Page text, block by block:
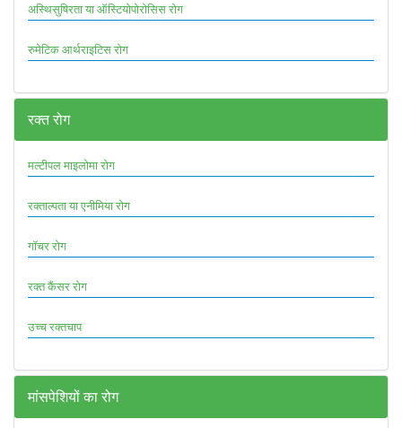
अस्थिसुषिरता या ऑस्टियोपोरोसिस रोग
रुमेटिक आर्थराइटिस रोग
रक्त रोग
मल्टीपल माइलोमा रोग
रक्ताल्पता या एनीमिया रोग
गॉचर रोग
रक्त कैंसर रोग
उच्च रक्तचाप
मांसपेशियों का रोग